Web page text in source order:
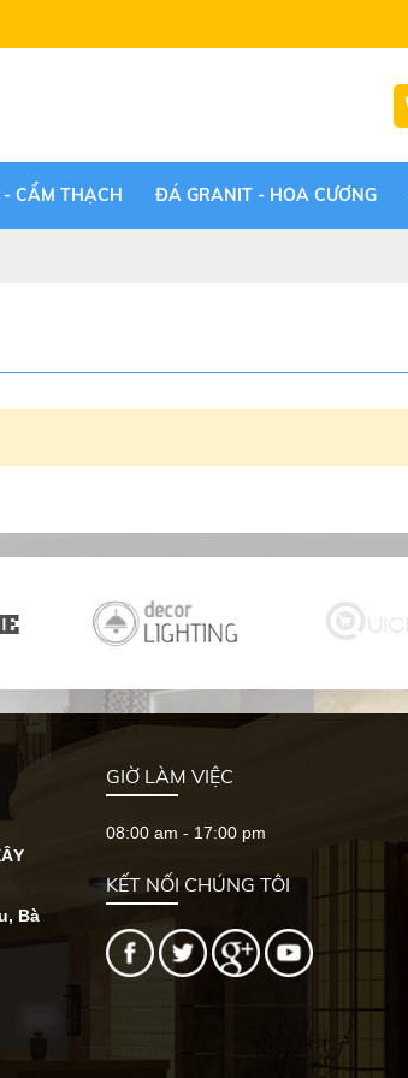
CẨM THẠCH ĐÁ GRANIT - HOA CƯƠNG
Bà
GIỜ LÀM VIỆC
08:00 am - 17:00 pm
KẾT NỐI CHÚNG TÔI